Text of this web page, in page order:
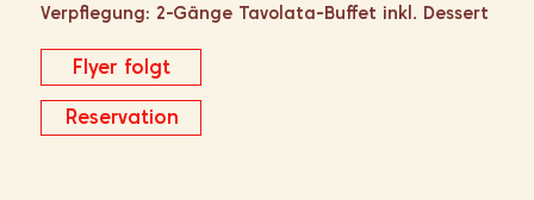
Verpflegung: 2-Gänge Tavolata-Buffet inkl. Dessert
Flyer folgt
Reservation